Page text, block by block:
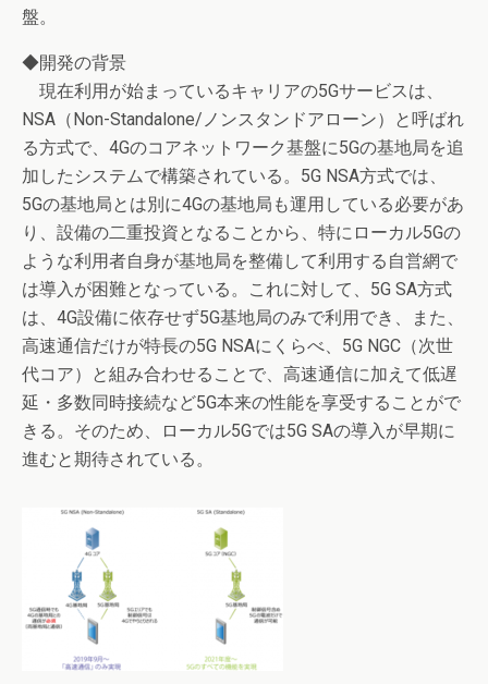
盤。
◆開発の背景
現在利用が始まっているキャリアの5Gサービスは、
NSA（Non-Standalone/ノンスタンドアローン）と呼ばれ
る方式で、4Gのコアネットワーク基盤に5Gの基地局を追
加したシステムで構築されている。5G NSA方式では、
5Gの基地局とは別に4Gの基地局も運用している必要があ
り、設備の二重投資となることから、特にローカル5Gの
ような利用者自身が基地局を整備して利用する自営網で
は導入が困難となっている。これに対して、5G SA方式
は、4G設備に依存せず5G基地局のみで利用でき、また、
高速通信だけが特長の5G NSAにくらべ、5G NGC（次世
代コア）と組み合わせることで、高速通信に加えて低遅
延・多数同時接続など5G本来の性能を享受することがで
きる。そのため、ローカル5Gでは5G SAの導入が早期に
進むと期待されている。